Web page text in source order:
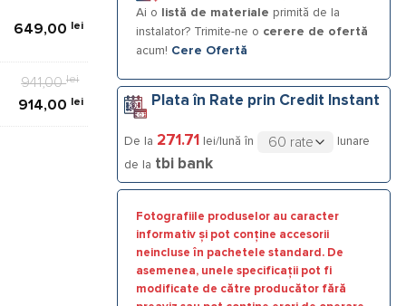
649,00 lei
941,00lei
inițial
a
941,00 lei.
914,00 leiPrețul
curent
914,00 lei.
95 HYG5.5 C
Ai o listă de materiale primită de la
instalator? Trimite-ne o cerere de ofertă
acum! Cere Ofertă
Plata în Rate prin Credit Instant
De la 271.71 lei/lună în
lunare
de la tbi bank
Fotografiile produselor au caracter
informativ și pot conține accesorii
neincluse în pachetele standard. De
asemenea, unele specificații pot fi
modificate de către producător fără